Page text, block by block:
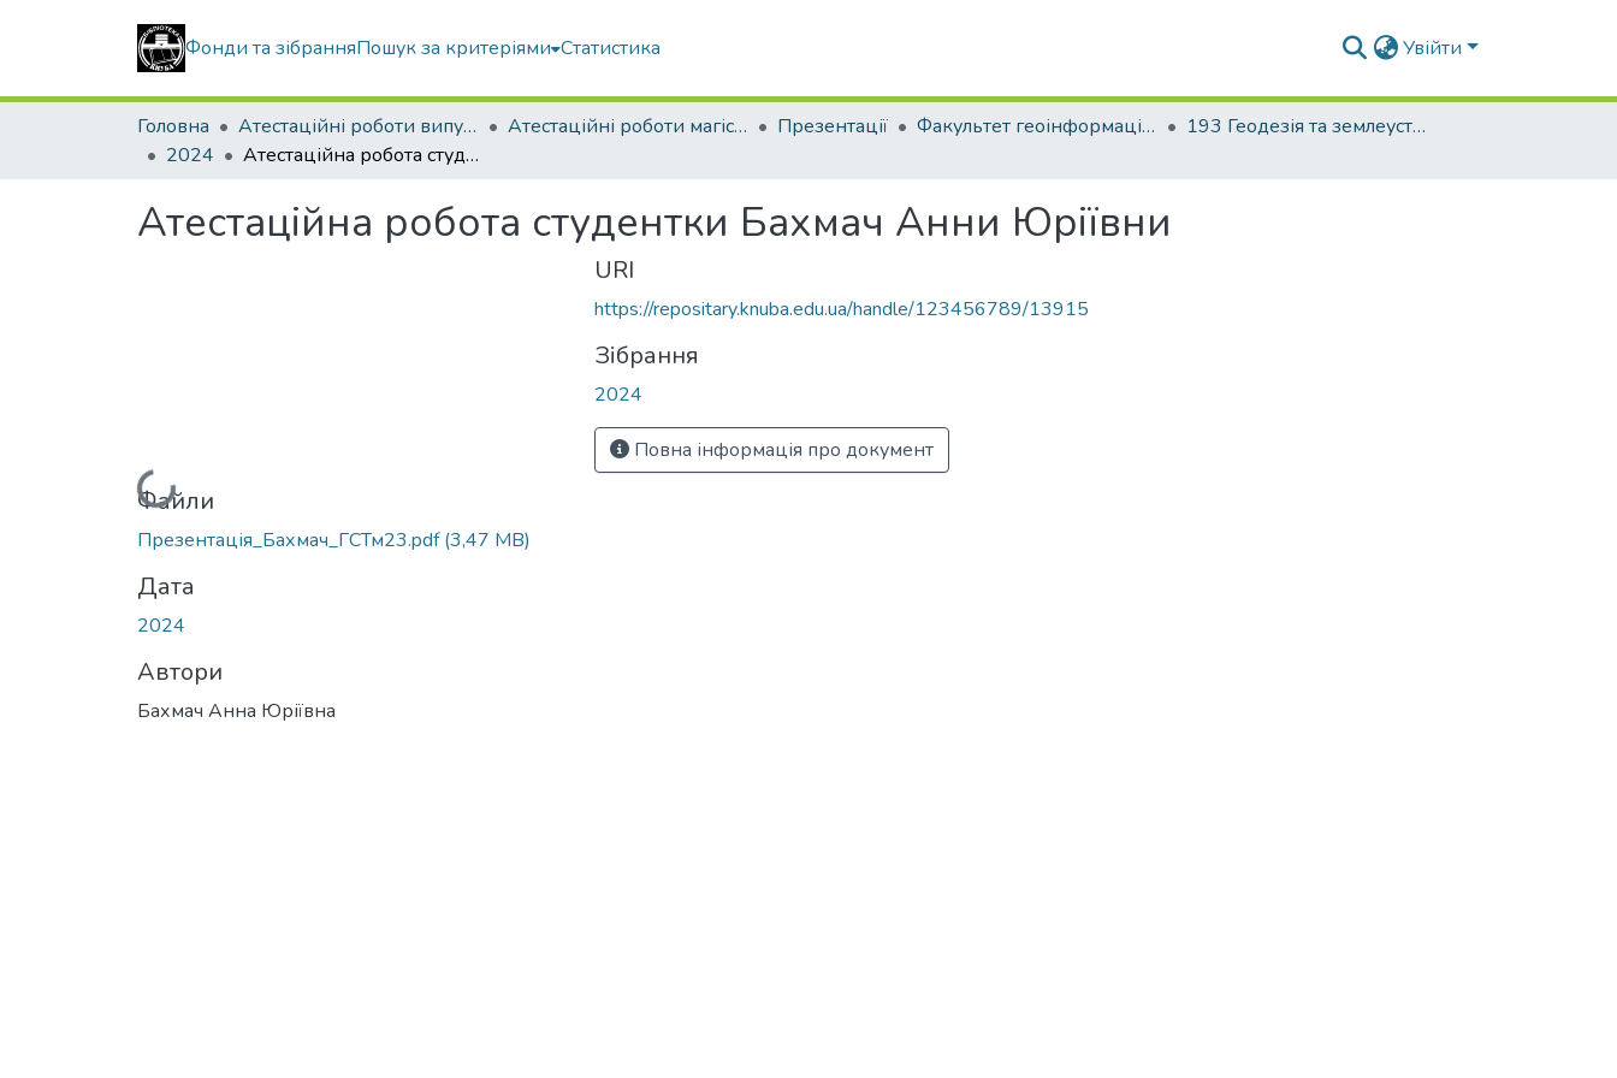
Фонди та зібранняПошук за критеріями Статистика Увійти
Головна Атестаційні роботи випускників Атестаційні роботи магістрів Презентації Факультет геоінформаційних систем та управління територіями
193 Геодезія та землеустрій. Геоінформаційні системи і технології
2024
Атестаційна робота студентки Бахмач Анни Юріївни
Атестаційна робота студентки Бахмач Анни Юріївни
Вантажиться...
Файли
Презентація_Бахмач_ГСТм23.pdf(3,47 MB)
Дата
2024
Автори
Бахмач Анна Юріївна
URI
https://repositary.knuba.edu.ua/handle/123456789/13915
Зібрання
2024
Повна інформація про документ